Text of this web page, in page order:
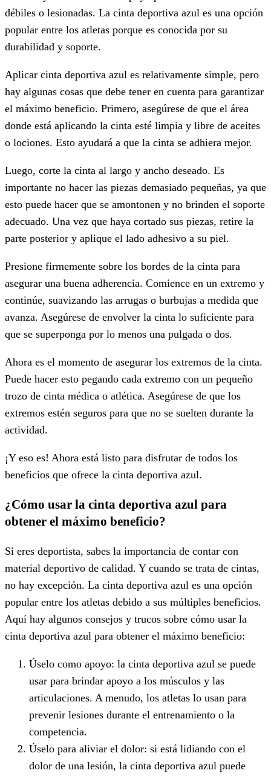
débiles o lesionadas. La cinta deportiva azul es una opción
popular entre los atletas porque es conocida por su
durabilidad y soporte.
Aplicar cinta deportiva azul es relativamente simple, pero
hay algunas cosas que debe tener en cuenta para garantizar
el máximo beneficio. Primero, asegúrese de que el área
donde está aplicando la cinta esté limpia y libre de aceites
o lociones. Esto ayudará a que la cinta se adhiera mejor.
Luego, corte la cinta al largo y ancho deseado. Es
importante no hacer las piezas demasiado pequeñas, ya que
esto puede hacer que se amontonen y no brinden el soporte
adecuado. Una vez que haya cortado sus piezas, retire la
parte posterior y aplique el lado adhesivo a su piel.
Presione firmemente sobre los bordes de la cinta para
asegurar una buena adherencia. Comience en un extremo y
continúe, suavizando las arrugas o burbujas a medida que
avanza. Asegúrese de envolver la cinta lo suficiente para
que se superponga por lo menos una pulgada o dos.
Ahora es el momento de asegurar los extremos de la cinta.
Puede hacer esto pegando cada extremo con un pequeño
trozo de cinta médica o atlética. Asegúrese de que los
extremos estén seguros para que no se suelten durante la
actividad.
¡Y eso es! Ahora está listo para disfrutar de todos los
beneficios que ofrece la cinta deportiva azul.
¿Cómo usar la cinta deportiva azul para
obtener el máximo beneficio?
Si eres deportista, sabes la importancia de contar con
material deportivo de calidad. Y cuando se trata de cintas,
no hay excepción. La cinta deportiva azul es una opción
popular entre los atletas debido a sus múltiples beneficios.
Aquí hay algunos consejos y trucos sobre cómo usar la
cinta deportiva azul para obtener el máximo beneficio:
Úselo como apoyo: la cinta deportiva azul se puede
usar para brindar apoyo a los músculos y las
articulaciones. A menudo, los atletas lo usan para
prevenir lesiones durante el entrenamiento o la
competencia.
Úselo para aliviar el dolor: si está lidiando con el
dolor de una lesión, la cinta deportiva azul puede